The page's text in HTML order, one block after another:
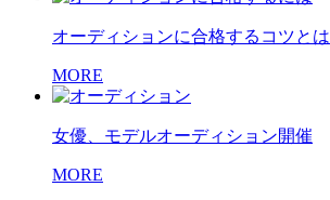
オーディションに合格するコツとは
MORE
女優、モデルオーディション開催
MORE